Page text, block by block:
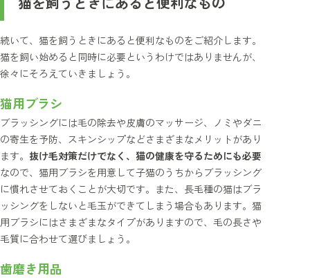
続いて、猫を飼うときにあると便利なものをご紹介します。
猫を飼い始めると同時に必要というわけではありませんが、
徐々にそろえていきましょう。
猫用ブラシ
ブラッシングには毛の除去や皮膚のマッサージ、ノミやダニ
の寄生を予防、スキンシップなどさまざまなメリットがあり
ます。 抜け毛対策だけでなく、猫の健康を守るためにも必要
なので、猫用ブラシを用意して子猫のうちからブラッシング
に慣れさせておくことが大切です。また、長毛種の猫はブラ
ッシングをしないと毛玉ができてしまう場合もあります。猫
用ブラシにはさまざまなタイプがありますので、毛の長さや
毛質に合わせて選びましょう。
歯磨き用品